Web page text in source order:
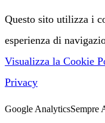
Questo sito utilizza i
esperienza di
Visualizza la Cookie
Privacy
Google AnalyticsSempre